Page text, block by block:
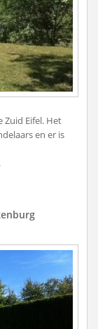
Zuid Eifel. Het
en er is